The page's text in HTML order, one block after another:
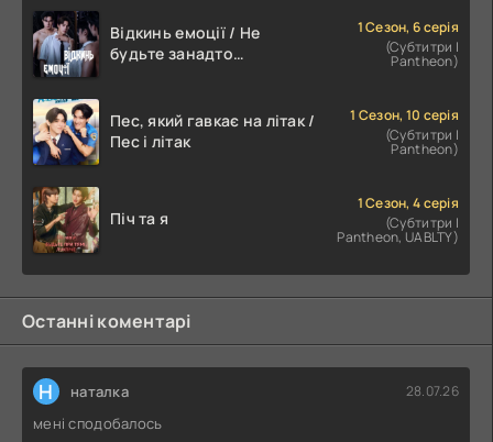
Відкинь емоції / Не
будьте занадто
1 Сезон, 6 серія
(Субтитри |
Pantheon)
Пес, який гавкає на літак /
Пес і літак
1 Сезон, 10 серія
(Субтитри |
Pantheon)
Піч та я
1 Сезон, 4 серія
(Субтитри |
Pantheon, UABLTY)
Останні коментарі
Н наталка 28.07.26
мені сподобалось